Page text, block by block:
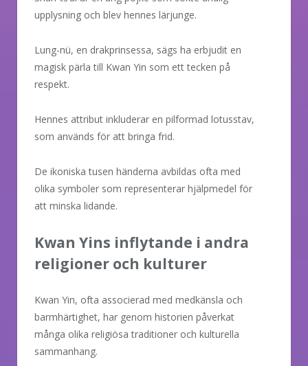
upplysning och blev hennes lärjunge.
Lung-nü, en drakprinsessa, sägs ha erbjudit en
magisk pärla till Kwan Yin som ett tecken på
respekt.
Hennes attribut inkluderar en pilformad lotusstav,
som används för att bringa frid.
De ikoniska tusen händerna avbildas ofta med
olika symboler som representerar hjälpmedel för
att minska lidande.
Kwan Yins inflytande i andra
religioner och kulturer
Kwan Yin, ofta associerad med medkänsla och
barmhärtighet, har genom historien påverkat
många olika religiösa traditioner och kulturella
sammanhang.